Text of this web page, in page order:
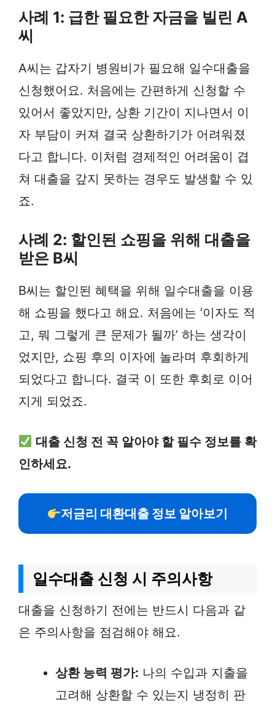
사례 1: 급한 필요한 자금을 빌린 A
씨
A씨는 갑자기 병원비가 필요해 일수대출을
신청했어요. 처음에는 간편하게 신청할 수
있어서 좋았지만, 상환 기간이 지나면서 이
자 부담이 커져 결국 상환하기가 어려워졌
다고 합니다. 이처럼 경제적인 어려움이 겹
쳐 대출을 갚지 못하는 경우도 발생할 수 있
죠.
사례 2: 할인된 쇼핑을 위해 대출을
받은 B씨
B씨는 할인된 혜택을 위해 일수대출을 이용
해 쇼핑을 했다고 해요. 처음에는 ‘이자도 적
고, 뭐 그렇게 큰 문제가 될까’ 하는 생각이
었지만, 쇼핑 후의 이자에 놀라며 후회하게
되었다고 합니다. 결국 이 또한 후회로 이어
지게 되었죠.
대출 신청 전 꼭 알아야 할 필수 정보를 확
인하세요.
저금리 대환대출 정보 알아보기
일수대출 신청 시 주의사항
대출을 신청하기 전에는 반드시 다음과 같
은 주의사항을 점검해야 해요.
상환 능력 평가: 나의 수입과 지출을
고려해 상환할 수 있는지 냉정히 판